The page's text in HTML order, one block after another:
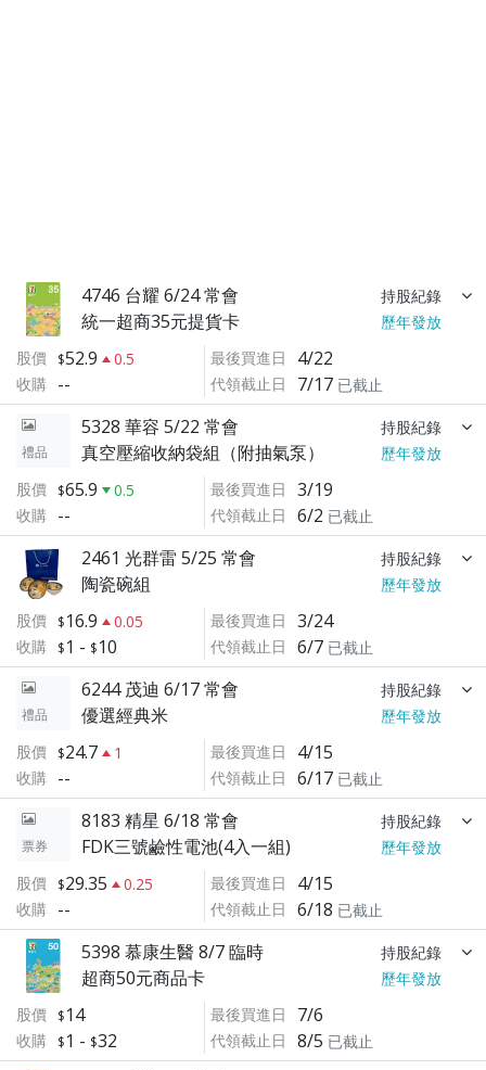
4746 台耀 6/24 常會 持股紀錄
統一超商35元提貨卡
歷年發放
股價
52.9
0.5
收購 --
最後買進日 4/22
代領截止日 7/17 已截止
禮品
5328 華容 5/22 常會 持股紀錄
真空壓縮收納袋組（附抽氣泵）
歷年發放
股價
65.9
0.5
收購 --
最後買進日 3/19
代領截止日 6/2 已截止
2461 光群雷 5/25 常會 持股紀錄
陶瓷碗組
歷年發放
股價
16.9
0.05
收購
1 - 10
最後買進日 3/24
代領截止日 6/7 已截止
禮品
6244 茂迪 6/17 常會 持股紀錄
優選經典米
歷年發放
股價
24.7
1
收購 --
最後買進日 4/15
代領截止日 6/17 已截止
票券
8183 精星 6/18 常會 持股紀錄
FDK三號鹼性電池(4入一組)
歷年發放
股價
29.35
0.25
收購 --
最後買進日 4/15
代領截止日 6/18 已截止
5398 慕康生醫 8/7 臨時 持股紀錄
超商50元商品卡
歷年發放
股價
14
收購 1 - 32
最後買進日 7/6
代領截止日 8/5 已截止